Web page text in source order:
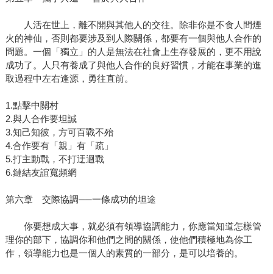
人活在世上，離不開與其他人的交往。除非你是不食人間煙
火的神仙，否則都要涉及到人際關係，都要有一個與他人合作的
問題。一個「獨立」的人是無法在社會上生存發展的，更不用說
成功了。人只有養成了與他人合作的良好習慣，才能在事業的進
取過程中左右逢源，勇往直前。
1.點擊中關村
2.與人合作要坦誠
3.知己知彼，方可百戰不殆
4.合作要有「親」有「疏」
5.打主動戰，不打迂迴戰
6.鏈結友誼寬頻網
第六章 交際協調──一條成功的坦途
你要想成大事，就必須有領導協調能力，你應當知道怎樣管
理你的部下，協調你和他們之間的關係，使他們積極地為你工
作，領導能力也是一個人的素質的一部分，是可以培養的。